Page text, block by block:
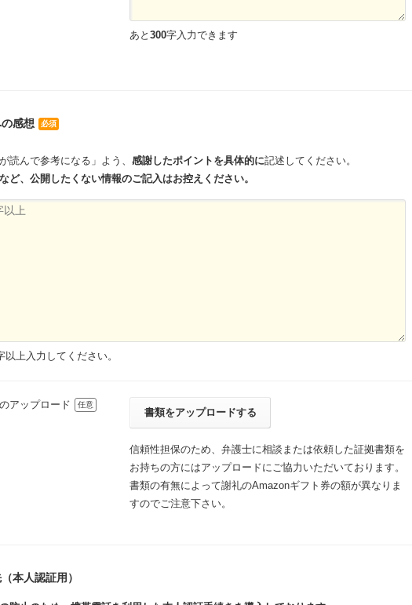
あと 300字入力できます
感想 必須
読んで参考になる」よう、 感謝したポイントを具体的に記述してください。
ど、公開したくない情報のご記入はお控えください。
以上入力してください。
アップロード 任意
書類をアップロードする
信頼性担保のため、弁護士に相談または依頼した証拠書類を
お持ちの方にはアップロードにご協力いただいております。
書類の有無によって謝礼のAmazonギフト券の額が異なりま
すのでご注意下さい。
本人認証用）